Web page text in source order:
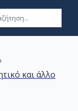
›
και άλλο